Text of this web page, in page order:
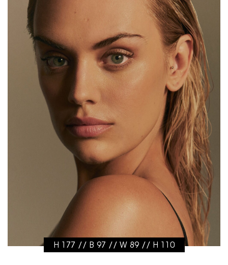
H 177 // B 97 // W 89 // H 110